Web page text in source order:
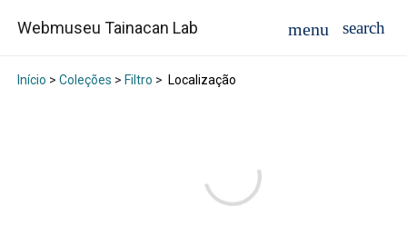
Webmuseu Tainacan Lab
Início > Coleções > Filtro > Localização